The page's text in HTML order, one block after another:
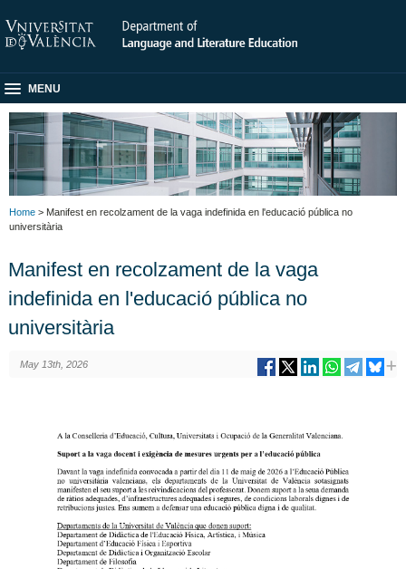
MENU
Home > Manifest en recolzament de la vaga indefinida en l'educació pública no
universitària
Manifest en recolzament de la vaga
indefinida en l'educació pública no
universitària
May 13th, 2026